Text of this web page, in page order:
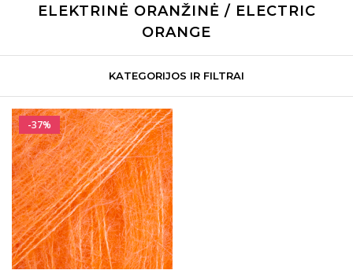
ELEKTRINĖ ORANŽINĖ / ELECTRIC
ORANGE
KATEGORIJOS IR FILTRAI
-37%